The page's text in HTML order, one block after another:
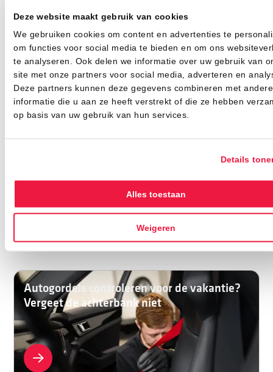
Deze website maakt gebruik van cookies
We gebruiken cookies om content en advertenties te
om functies voor social media te bieden en om ons
te analyseren. Ook delen we informatie over uw gebruik van
site met onze partners voor social media, adverteren en
Deze partners kunnen deze gegevens combineren met andere
informatie die u aan ze heeft verstrekt of die ze hebben
op basis van uw gebruik van hun services.
Details
Alles toestaan
Weigeren
Deel dit artikel
Autogordel
samenstellen?
Gebruik onze configurator en
bestel binnen 5 minuten gordels
Gerelateerde artikelen
Alle artikelen
Autogordels controleren voor de vakantie?
Vergeet de achterbank niet